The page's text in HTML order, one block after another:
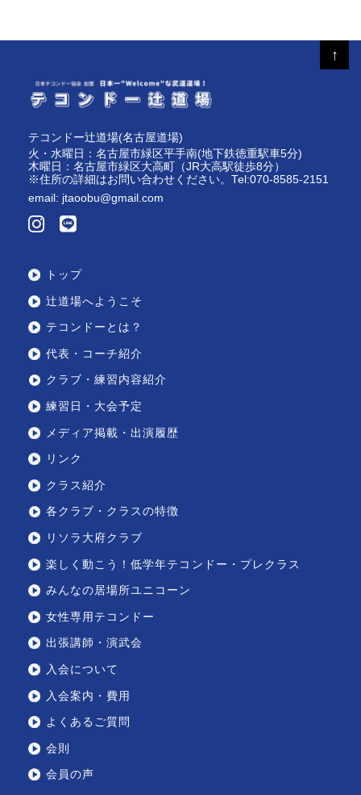
テコンドー辻道場(名古屋道場)
火・水曜日：名古屋市緑区平手南(地下鉄徳重駅車5分)
木曜日：名古屋市緑区大高町（JR大高駅徒歩8分）
※住所の詳細はお問い合わせください。Tel:070-8585-2151
email: jtaoobu@gmail.com
トップ
辻道場へようこそ
テコンドーとは？
代表・コーチ紹介
クラブ・練習内容紹介
練習日・大会予定
メディア掲載・出演履歴
リンク
クラス紹介
各クラブ・クラスの特徴
リソラ大府クラブ
楽しく動こう！低学年テコンドー・プレクラス
みんなの居場所ユニコーン
女性専用テコンドー
出張講師・演武会
入会について
入会案内・費用
よくあるご質問
会則
会員の声
↑